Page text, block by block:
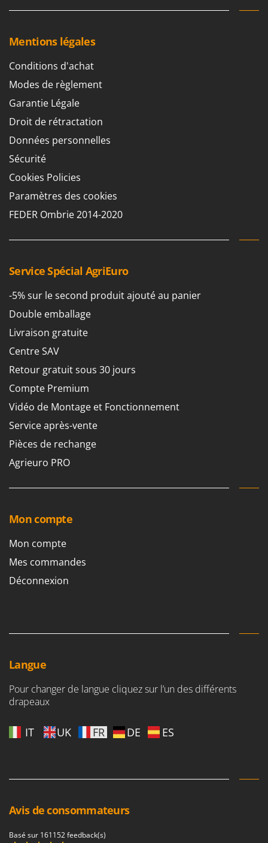
Philips
Prismafood
R
R.G.V.
Rato
Reber
Redback
Resto Italia
Ribimex
Ripartrak
Robomow
Rover Pompe
Royal Food
Ryobi
S
S.T.P.
Santos
Sbaraglia
Schnitzer
Seven Italy
Shark
Silky
Smartwood
Smeg
Snapper
Solidur
Spring Protezione
Stanley
Stiga
Stocker
Sunseeker
TecnoGen
Telwin
Tenco
Mentions légales
Conditions d'achat
Modes de règlement
Garantie Légale
Droit de rétractation
Données personnelles
Sécurité
Cookies Policies
Paramètres des cookies
FEDER Ombrie 2014-2020
Service Spécial AgriEuro
-5% sur le second produit ajouté au panier
Double emballage
Livraison gratuite
Centre SAV
Retour gratuit sous 30 jours
Compte Premium
Vidéo de Montage et Fonctionnement
Service après-vente
Pièces de rechange
Agrieuro PRO
Mon compte
Mon compte
Mes commandes
Déconnexion
Langue
Pour changer de langue cliquez sur l’un des différents
drapeaux
IT UK FR DE ES
Avis de consommateurs
Basé sur 161152 feedback(s)